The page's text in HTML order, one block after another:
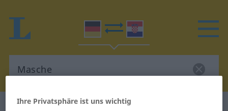
Deutsch-Kroatisch Wörterbuch
Ihre Privatsphäre ist uns wichtig